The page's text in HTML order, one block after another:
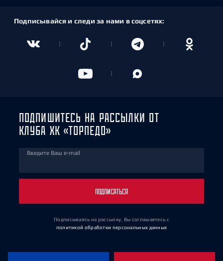
Подписывайся и следи за нами в соцсетях:
ПОДПИШИТЕСЬ НА РАССЫЛКИ ОТ
КЛУБА ХК «ТОРПЕДО»
Введите Ваш e-mail
ПОДПИСАТЬСЯ
Подписываясь на рассылку, Вы соглашаетесь с
политикой обработки персональных данных